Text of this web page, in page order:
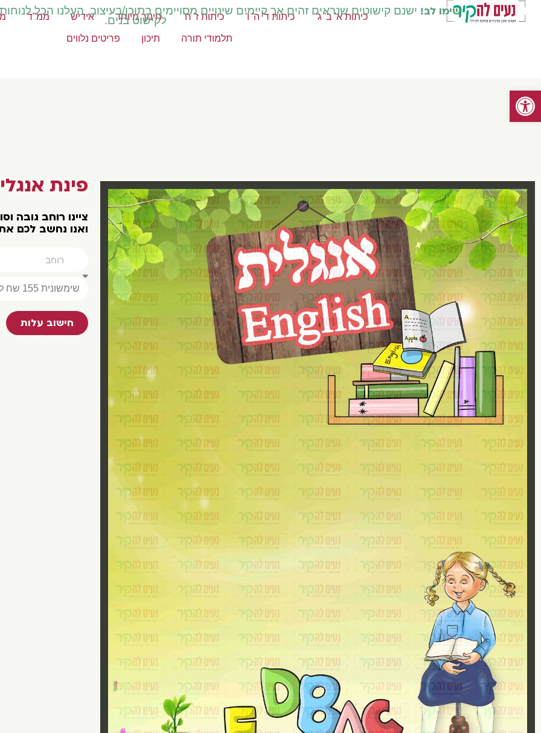
פתח סרגל נגישות
שימו לב! ישנם קישוטים שנראים זהים אך קיימים שינויים מסויימים בתוכן/בעיצוב, העלנו הכל
לקישוט בנים. כיתות א' ב' ג' כיתות ד' ה' ו' כיתות ז' ח' חינוך מיוחד אידיש ממ"ד
תלמודי תורה תיכון פריטים נלווים
פינת
צײנו רוחב גובה
ואנו נחשב לכם
חישוב עלות